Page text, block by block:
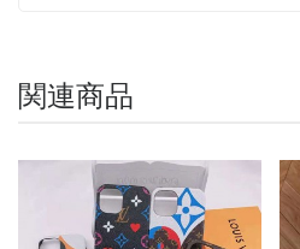
関連商品